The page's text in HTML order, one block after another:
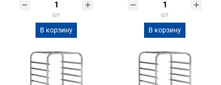
шт
В корзину
шт
В корзину